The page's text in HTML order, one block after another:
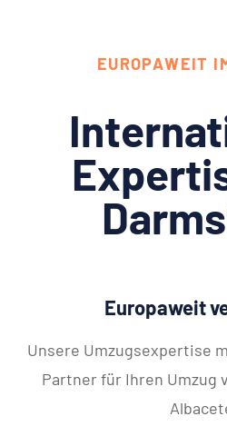
EUROPAWEIT
Europaweit
Unsere Umzugsexpertise
Partner für Ihren Umzug